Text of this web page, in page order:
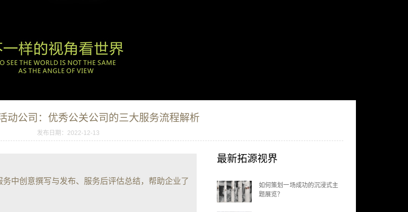
动公司：优秀公关公司的三大服务流程解析
发布日期：2022-12-13
中创意撰写与发布、服务后评估总结，帮助企业了
最新拓源视界
如何策划一场成功的沉浸式主
题展览？